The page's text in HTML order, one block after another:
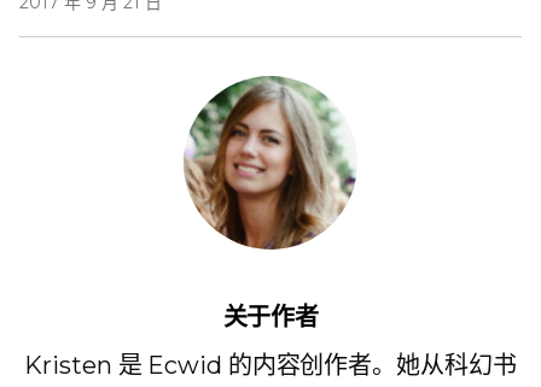
关于作者
Kristen 是 Ecwid 的内容创作者。她从科幻书